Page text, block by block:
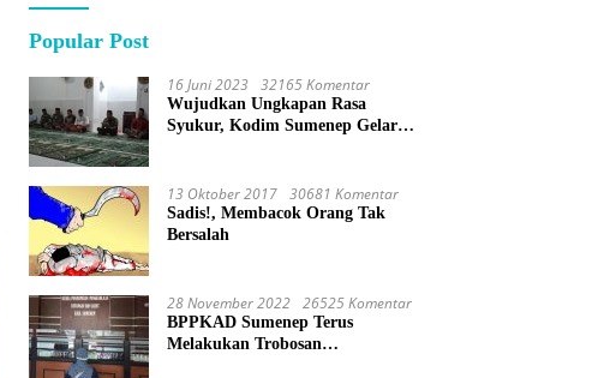
Popular Post
16 Juni 2023 32165 Komentar
Wujudkan Ungkapan Rasa
Syukur, Kodim Sumenep Gelar
13 Oktober 2017 30681 Komentar
Sadis!, Membacok Orang Tak
Bersalah
28 November 2022 26525 Komentar
BPPKAD Sumenep Terus
Melakukan Trobosan